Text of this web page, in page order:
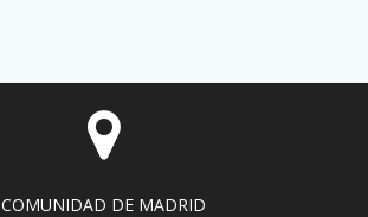
COMUNIDAD DE MADRID